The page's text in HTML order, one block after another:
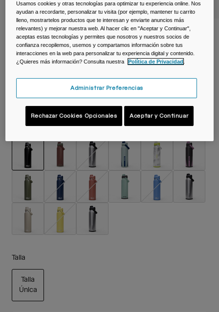
Ver todo
Botella Thrive ™ Chug de 1L, acero
inoxidable aislado
N.º de artículo38264-001-OS
Color -Black
seleccionado
Talla
Talla
Única
Usamos cookies y otras tecnologías para optimizar tu experiencia online. Nos
ayudan a recordarte, personalizar tu visita (por ejemplo, mantener tu carrito
lleno, mostrartelos productos que te interesan y enviarte anuncios más
relevantes) y mejorar nuestra web. Al hacer clic en "Aceptar y Continuar",
aceptas estas tecnologías y permites que nosotros y nuestros socios de
confianza recopilemos, usemos y compartamos información sobre tus
interacciones en la web para personalizar tu experiencia digital y contenido.
¿Quieres más información? Consulta nuestra
Política de Privacidad .
Administrar Preferencias
Rechazar Cookies Opcionales Aceptar y Continuar